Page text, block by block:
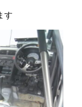
す